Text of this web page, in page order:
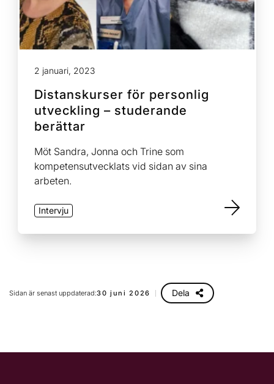
2 januari, 2023
Distanskurser för personlig
utveckling – studerande
berättar
Möt Sandra, Jonna och Trine som
kompetensutvecklats vid sidan av sina
arbeten.
Intervju
Sidan är senast uppdaterad:30 juni 2026 Dela